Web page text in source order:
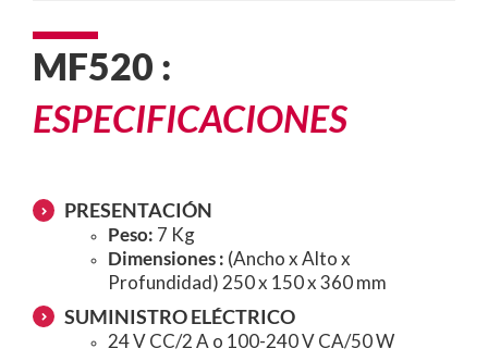
MF520 :
ESPECIFICACIONES
PRESENTACIÓN
Peso: 7 Kg
Dimensiones : (Ancho x Alto x
Profundidad) 250 x 150 x 360 mm
SUMINISTRO ELÉCTRICO
24 V CC/2 A o 100-240 V CA/50 W